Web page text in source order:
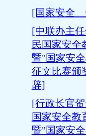
[国家安全
[中联办主
民国家安全
暨"国家安
征文比赛颁
辞]
[行政长官
国家安全教
暨"国家安